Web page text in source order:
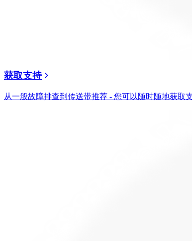
获取支持
从一般故障排查到传送带推荐 - 您可以随时随地获取